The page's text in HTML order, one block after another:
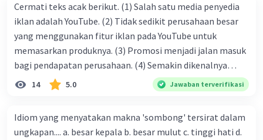
Cermati teks acak berikut. (1) Salah satu media penyedia
iklan adalah YouTube. (2) Tidak sedikit perusahaan besar
yang menggunakan fitur iklan pada YouTube untuk
memasarkan produknya. (3) Promosi menjadi jalan masuk
bagi pendapatan perusahaan. (4) Semakin dikenalnya
suatu produk oleh konsumen, semakin besar pula peluang
perusahaan kepada konsumen. Urutan yang tepat agar
14 5.0 Jawaban terverifikasi
Idiom yang menyatakan makna 'sombong' tersirat dalam
ungkapan.... a. besar kepala b. besar mulut c. tinggi hati d.